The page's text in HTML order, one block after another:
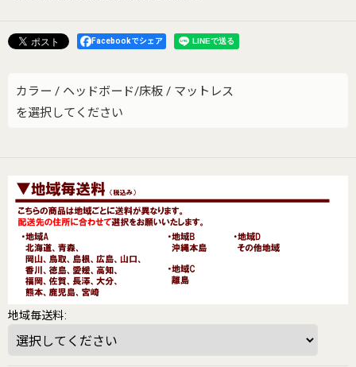
Facebookでシェア
カラー / ヘッドボード/床板 / マットレス
を選択してください
地域毎送料: